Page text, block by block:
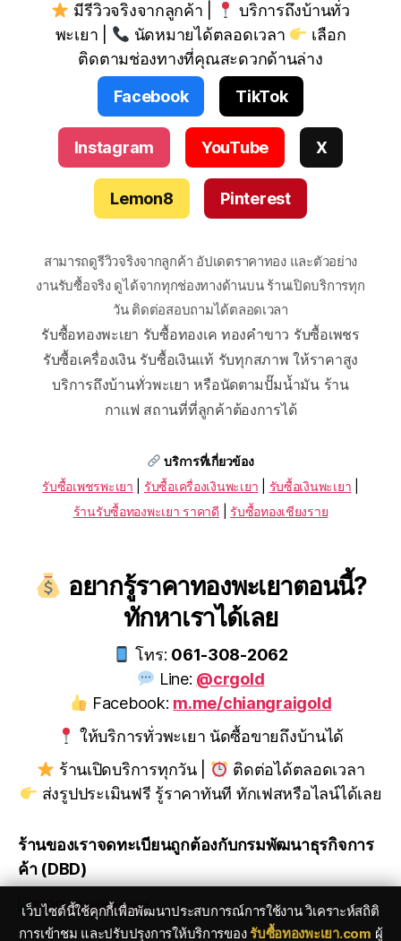
มีรีวิวจริงจากลูกค้า |
บริการถึงบ้านทั่ว
พะเยา |
นัดหมายได้ตลอดเวลา
เลือก
ติดตามช่องทางที่คุณสะดวกด้านล่าง
Facebook
TikTok
Instagram YouTube X
Lemon8 Pinterest
สามารถดูรีวิวจริงจากลูกค้า อัปเดตราคาทอง และตัวอย่าง
งานรับซื้อจริง ดูได้จากทุกช่องทางด้านบน ร้านเปิดบริการทุก
วัน ติดต่อสอบถามได้ตลอดเวลา
รับซื้อทองพะเยา รับซื้อทองเค ทองคำขาว รับซื้อเพชร
รับซื้อเครื่องเงิน รับซื้อเงินแท้ รับทุกสภาพ ให้ราคาสูง
บริการถึงบ้านทั่วพะเยา หรือนัดตามปั๊มน้ำมัน ร้าน
กาแฟ สถานที่ที่ลูกค้าต้องการได้
บริการที่เกี่ยวข้อง
รับซื้อเพชรพะเยา
รับซื้อเครื่องเงินพะเยา รับซื้อเงินพะเยา
ร้านรับซื้อทองพะเยา ราคาดี
รับซื้อทองเชียงราย
อยากรู้ราคาทองพะเยาตอนนี้?
ทักหาเราได้เลย
โทร: 061-308-2062
Line: @crgold
Facebook: m.me/chiangraigold
ให้บริการทั่วพะเยา นัดซื้อขายถึงบ้านได้
ร้านเปิดบริการทุกวัน |
ติดต่อได้ตลอดเวลา
ส่งรูปประเมินฟรี รู้ราคาทันที ทักเฟสหรือไลน์ได้เลย
ร้านของเราจดทะเบียนถูกต้องกับกรมพัฒนาธุรกิจการ
ค้า (DBD)
เว็บไซต์นี้ใช้คุกกี้เพื่อพัฒนาประสบการณ์การใช้งาน วิเคราะห์สถิติ
การเข้าชม และปรับปรุงการให้บริการของรับซื้อทองพะเยา.com ผู้